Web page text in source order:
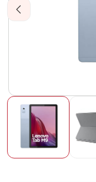
Previous